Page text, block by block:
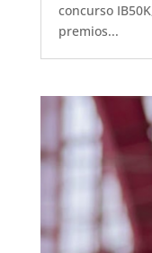
concurso
premios...